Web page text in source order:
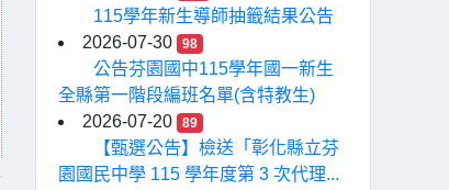
115學年新生導師抽籤結果公告
2026-07-30
98
公告芬園國中115學年國一新生
全縣第一階段編班名單(含特教生)
2026-07-20
89
【甄選公告】檢送「彰化縣立芬
園國民中學 115 學年度第 3 次代理...